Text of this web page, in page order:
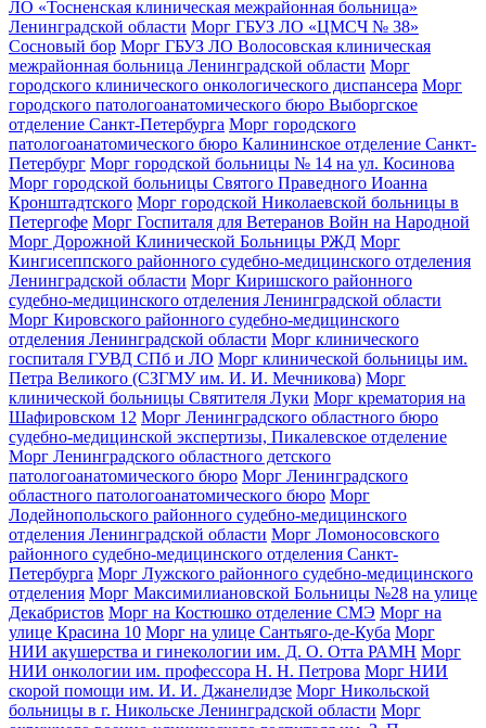
ЛО «Тосненская клиническая межрайонная больница»
Ленинградской области Морг ГБУЗ ЛО «ЦМСЧ № 38»
Сосновый бор Морг ГБУЗ ЛО Волосовская клиническая
межрайонная больница Ленинградской области Морг
городского клинического онкологического диспансера Морг
городского патологоанатомического бюро Выборгское
отделение Санкт-Петербурга Морг городского
патологоанатомического бюро Калининское отделение Санкт-
Петербург Морг городской больницы № 14 на ул. Косинова
Морг городской больницы Святого Праведного Иоанна
Кронштадтского Морг городской Николаевской больницы в
Петергофе Морг Госпиталя для Ветеранов Войн на Народной
Морг Дорожной Клинической Больницы РЖД Морг
Кингисеппского районного судебно-медицинского отделения
Ленинградской области Морг Киришского районного
судебно-медицинского отделения Ленинградской области
Морг Кировского районного судебно-медицинского
отделения Ленинградской области Морг клинического
госпиталя ГУВД СПб и ЛО Морг клинической больницы им.
Петра Великого (СЗГМУ им. И. И. Мечникова) Морг
клинической больницы Святителя Луки Морг крематория на
Шафировском 12 Морг Ленинградского областного бюро
судебно-медицинской экспертизы, Пикалевское отделение
Морг Ленинградского областного детского
патологоанатомического бюро Морг Ленинградского
областного патологоанатомического бюро Морг
Лодейнопольского районного судебно-медицинского
отделения Ленинградской области Морг Ломоносовского
районного судебно-медицинского отделения Санкт-
Петербурга Морг Лужского районного судебно-медицинского
отделения Морг Максимилиановской Больницы №28 на улице
Декабристов Морг на Костюшко отделение СМЭ Морг на
улице Красина 10 Морг на улице Сантьяго-де-Куба Морг
НИИ акушерства и гинекологии им. Д. О. Отта РАМН Морг
НИИ онкологии им. профессора Н. Н. Петрова Морг НИИ
скорой помощи им. И. И. Джанелидзе Морг Никольской
больницы в г. Никольске Ленинградской области Морг